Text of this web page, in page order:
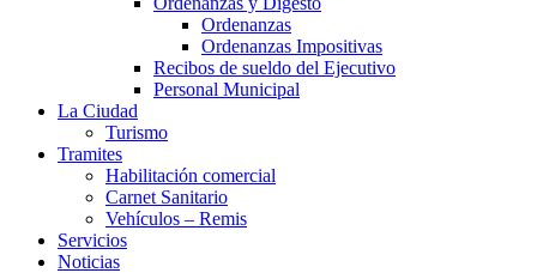
Ordenanzas
Ordenanzas Impositivas
Recibos de sueldo del Ejecutivo
Personal Municipal
La Ciudad
Turismo
Tramites
Habilitación comercial
Carnet Sanitario
Vehículos – Remis
Servicios
Noticias